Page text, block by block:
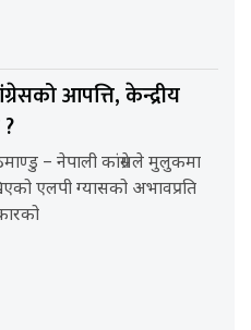
आपत्ति, केन्द्रीय
– नेपाली कांग्रेसले मुलुकमा
एलपी ग्यासको अभावप्रति